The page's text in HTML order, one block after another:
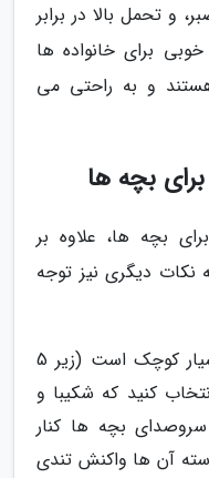
و تحمل بالا در برابر
برای خانواده ها
و به راحتی می
بچه ها
بچه ها، علاوه بر
نکات دیگری نیز توجه
سن کودک: اگر کودک شما بسیار کوچک است (زیر 5
کنید که شکیبا و
بچه ها کنار
آن ها واکنش تندی